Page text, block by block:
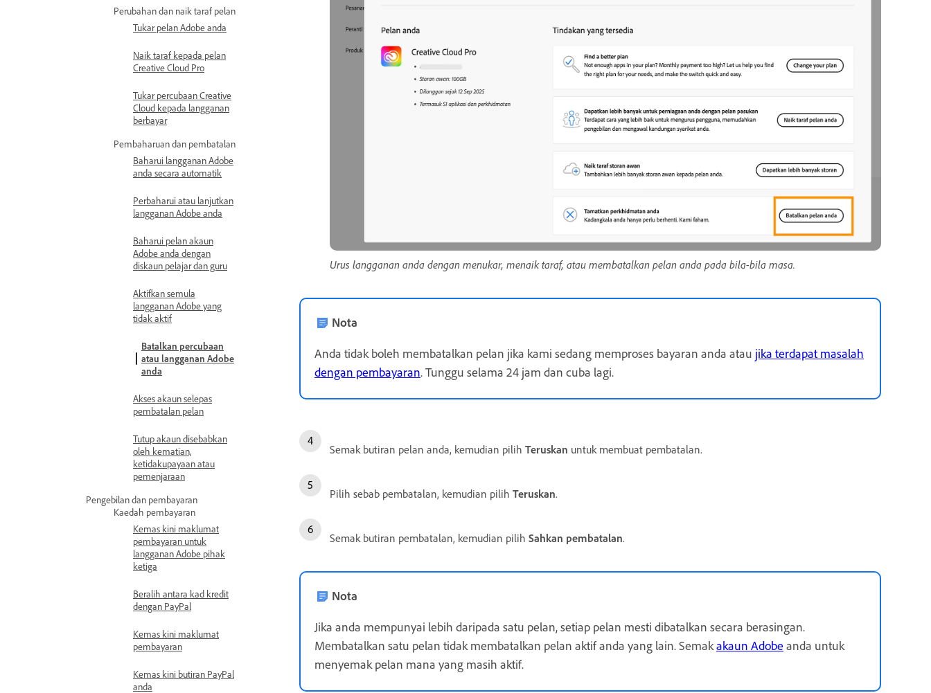
Perubahan dan naik taraf pelan
Tukar pelan Adobe anda
Naik taraf kepada pelan
Creative Cloud Pro
Tukar percubaan Creative
Cloud kepada langganan
berbayar
Pembaharuan dan pembatalan
Baharui langganan Adobe
anda secara automatik
Perbaharui atau lanjutkan
langganan Adobe anda
Baharui pelan akaun
Adobe anda dengan
diskaun pelajar dan guru
Aktifkan semula
langganan Adobe yang
tidak aktif
Batalkan percubaan
atau langganan Adobe
anda
Akses akaun selepas
pembatalan pelan
Tutup akaun disebabkan
oleh kematian,
ketidakupayaan atau
pemenjaraan
Pengebilan dan pembayaran
Kaedah pembayaran
Kemas kini maklumat
pembayaran untuk
langganan Adobe pihak
ketiga
Beralih antara kad kredit
dengan PayPal
Kemas kini maklumat
pembayaran
Kemas kini butiran PayPal
anda
Urus langganan anda dengan menukar, menaik taraf, atau membatalkan pelan anda pada bila-bila masa.
Nota
Anda tidak boleh membatalkan pelan jika kami sedang memproses bayaran anda atau jika terdapat masalah
dengan pembayaran. Tunggu selama 24 jam dan cuba lagi.
Semak butiran pelan anda, kemudian pilih Teruskan untuk membuat pembatalan.
Pilih sebab pembatalan, kemudian pilih Teruskan.
Semak butiran pembatalan, kemudian pilih Sahkan pembatalan.
Nota
Jika anda mempunyai lebih daripada satu pelan, setiap pelan mesti dibatalkan secara berasingan.
Membatalkan satu pelan tidak membatalkan pelan aktif anda yang lain. Semakakaun Adobe anda untuk
menyemak pelan mana yang masih aktif.